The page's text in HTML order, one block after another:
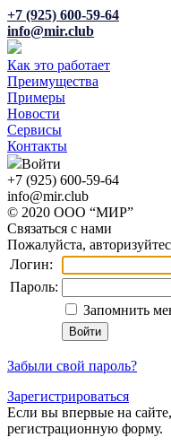
+7 (925) 600-59-64
info@mir.club
Как это работает
Преимущества
Примеры
Новости
Сервисы
Контакты
Войти
+7 (925) 600-59-64
info@mir.club
© 2020 ООО “МИР”
Связаться с нами
Пожалуйста,
Логин:
Пароль:
Запомнить
Забыли свой пароль?
Зарегистрироваться
Если вы впервые на
регистрационную форму.